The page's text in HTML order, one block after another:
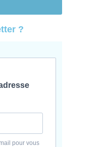
?
pour vous